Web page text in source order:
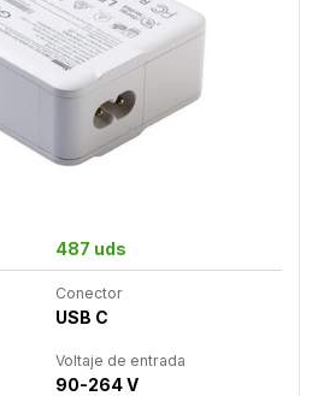
487 uds
Conector
USB C
Voltaje de entrada
90-264 V